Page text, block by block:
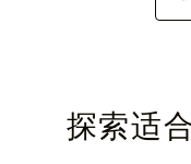
探索适